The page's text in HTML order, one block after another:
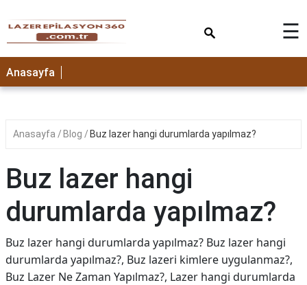
☰
Anasayfa
Anasayfa Blog Buz lazer hangi durumlarda yapılmaz?
Buz lazer hangi
durumlarda yapılmaz?
Buz lazer hangi durumlarda yapılmaz? Buz lazer hangi
durumlarda yapılmaz?, Buz lazeri kimlere uygulanmaz?,
Buz Lazer Ne Zaman Yapılmaz?, Lazer hangi durumlarda